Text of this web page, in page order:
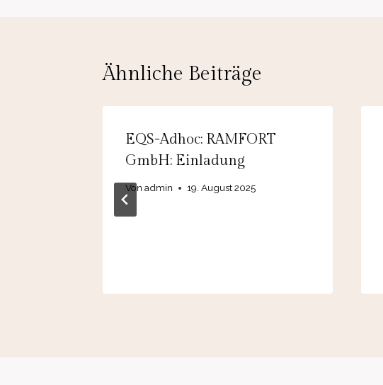
Ähnliche Beiträge
EQS-Adhoc: RAMFORT
GmbH: Einladung
Von admin 19. August 2025